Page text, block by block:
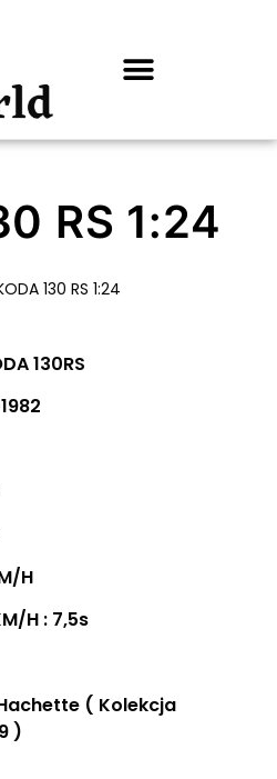
RS 1:24
130 RS 1:24
130RS
H
H : 7,5s
Hachette ( Kolekcja
)